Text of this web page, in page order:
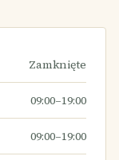
Zamknięte
09:00–19:00
09:00–19:00